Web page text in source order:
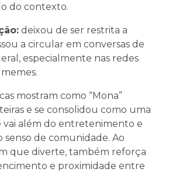
do contexto.
deixou de ser restrita a
a circular em conversas de
especialmente nas redes
mostram como “Mona”
e se consolidou como uma
vai além do entretenimento e
senso de comunidade. Ao
que diverte, também reforça
e proximidade entre